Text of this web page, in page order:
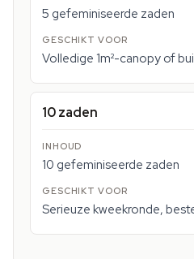
5 gefeminiseerde zaden
Volledige 1m²-canopy of
10 zaden
10 gefeminiseerde zaden
Serieuze kweekronde,